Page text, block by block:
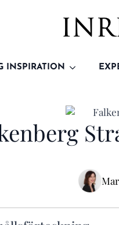
INSPIRATION